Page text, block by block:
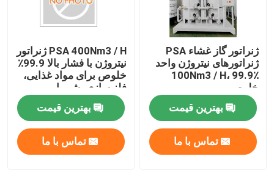
ژنراتور گاز غشاء PSA
ژنراتورهای نیتروژن واحد
100Nm3 / H، 99.9٪
خلوص
بهترین قیمت
تماس با ما
PSA 400Nm3 / H ژنراتور
نیتروژن با فشار بالا 99.9٪
خلوص برای مواد غذایی،
فلز سازی، شیمیایی
بهترین قیمت
تماس با ما